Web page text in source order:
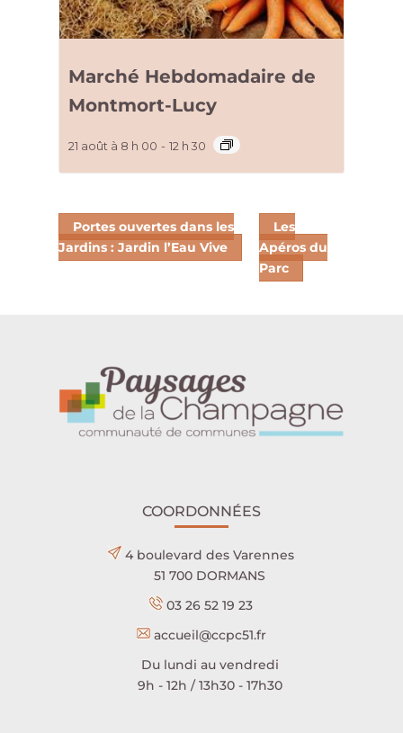
Marché Hebdomadaire de
Montmort-Lucy
21 août à 8 h 00 - 12 h 30
Portes ouvertes dans les
Jardins : Jardin l’Eau Vive
Les
Apéros du
Parc
COORDONNÉES
4 boulevard des Varennes
51 700 DORMANS
03 26 52 19 23
accueil@ccpc51.fr
Du lundi au vendredi
9h - 12h / 13h30 - 17h30